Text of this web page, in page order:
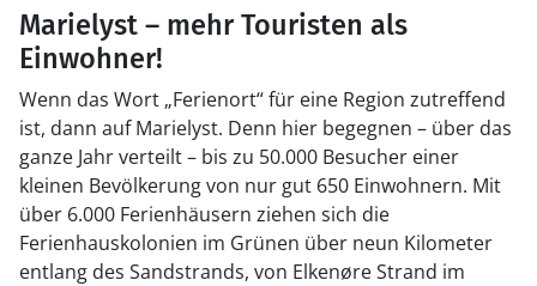
Marielyst – mehr Touristen als
Einwohner!
Wenn das Wort „Ferienort“ für eine Region zutreffend
ist, dann auf Marielyst. Denn hier begegnen – über das
ganze Jahr verteilt – bis zu 50.000 Besucher einer
kleinen Bevölkerung von nur gut 650 Einwohnern. Mit
über 6.000 Ferienhäusern ziehen sich die
Ferienhauskolonien im Grünen über neun Kilometer
entlang des Sandstrands, von Elkenøre Strand im